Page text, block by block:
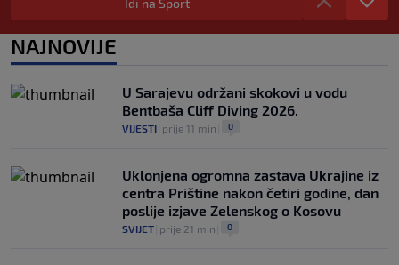
NOGOMET|prije 2 h| 0
ljubavnica": Infantino od sredstava
UEFA-e isplaćivao ženu s kojom je
navodno imao aferu?
NOGOMET |
NAJNOVIJE
U Sarajevu održani skokovi u vodu
Bentbaša Cliff Diving 2026.
VIJESTI prije 11 min 0
Uklonjena ogromna zastava Ukrajine iz
centra Prištine nakon četiri godine, dan
poslije izjave Zelenskog o Kosovu
SVIJET prije 21 min 0